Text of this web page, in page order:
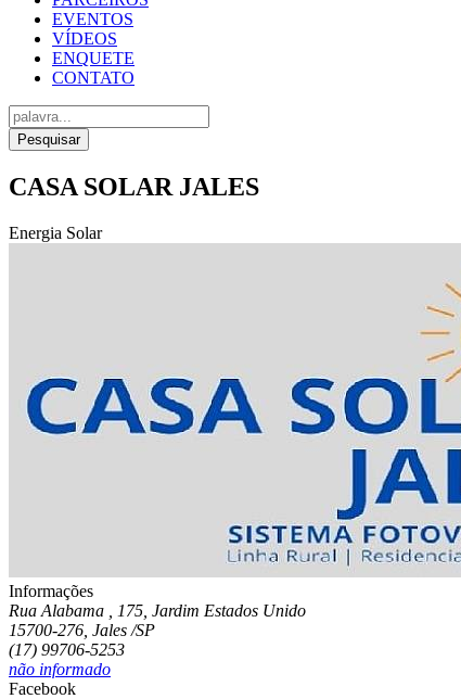
EVENTOS
VÍDEOS
ENQUETE
CONTATO
Pesquisar
CASA SOLAR JALES
Energia Solar
Informações
Rua Alabama , 175, Jardim Estados Unido
15700-276, Jales /SP
(17) 99706-5253
não informado
Facebook